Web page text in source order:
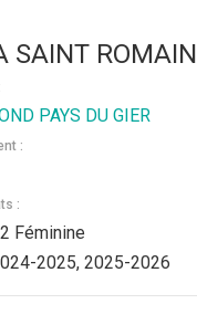
SAINT ROMAIN
PAYS DU GIER
:
:
Féminine
2025, 2025-2026